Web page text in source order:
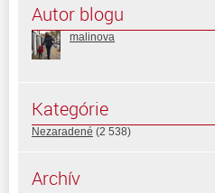
Autor blogu
malinova
Kategórie
Nezaradené (2 538)
Archív